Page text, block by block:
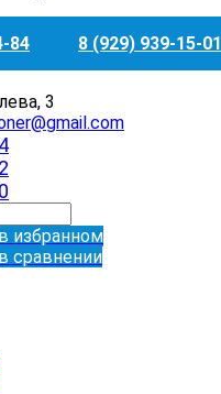
84 8 (929) 939-15-01
3
избранном
сравнении